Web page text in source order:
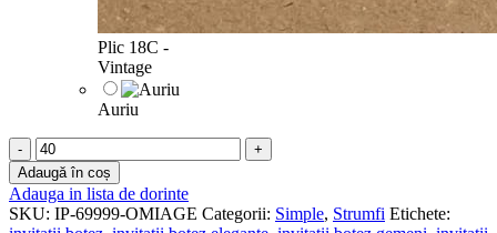
Plic 18C -
Vintage
Auriu
Cantitate
Invitatii
botez
gemeni
Strumfi
Adaugă în coș
Adauga in lista de dorinte
SKU: IP-69999-OMIAGE Categorii: Simple, Strumfi Etichete: